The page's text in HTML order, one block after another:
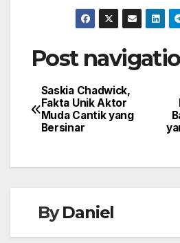
Post
Saskia Chadwick,
Fakta Unik Aktor
Muda Cantik yang
Bersinar
ByDaniel